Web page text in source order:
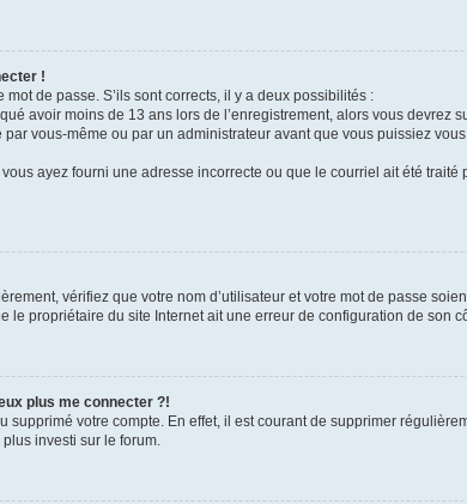
!
de passe. S’ils sont corrects, il y a deux possibilités :
avoir moins de 13 ans lors de l’enregistrement, alors vous
vous-même ou par un administrateur avant que vous puissiez
ayez fourni une adresse incorrecte ou que le courriel ait été
vérifiez que votre nom d’utilisateur et votre mot de passe
le propriétaire du site Internet ait une erreur de configuration de son
plus me connecter ?!
supprimé votre compte. En effet, il est courant de supprimer
investi sur le forum.